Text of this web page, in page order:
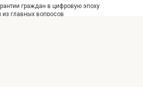
граждан в цифровую эпоху
главных вопросов